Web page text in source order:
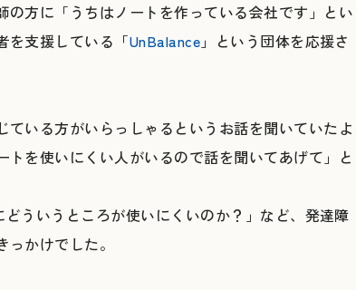
方に「うちはノートを作っている会社です」とい
を支援している「UnBalance 」という団体を応援さ
いる方がいらっしゃるというお話を聞いていたよ
を使いにくい人がいるので話を聞いてあげて」と
ういうところが使いにくいのか？」など、発達障
かけでした。